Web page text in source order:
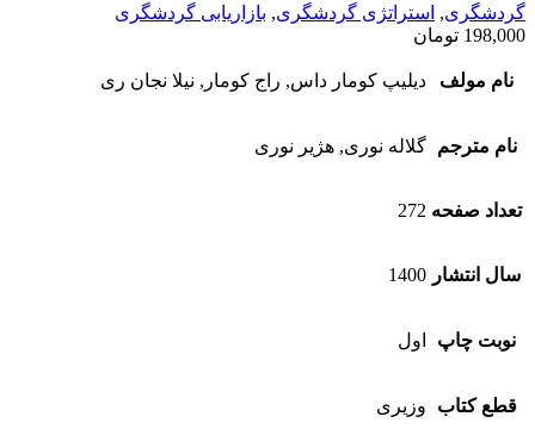
گردشگری, استراتژی گردشگری, بازاریابی گردشگری
198,000 تومان
نام مولف دیلیپ کومار داس, راج کومار, نیلا نجان ری
نام مترجم گلاله نوری, هژیر نوری
تعداد صفحه 272
سال انتشار 1400
نوبت چاپ اول
قطع کتاب وزیری